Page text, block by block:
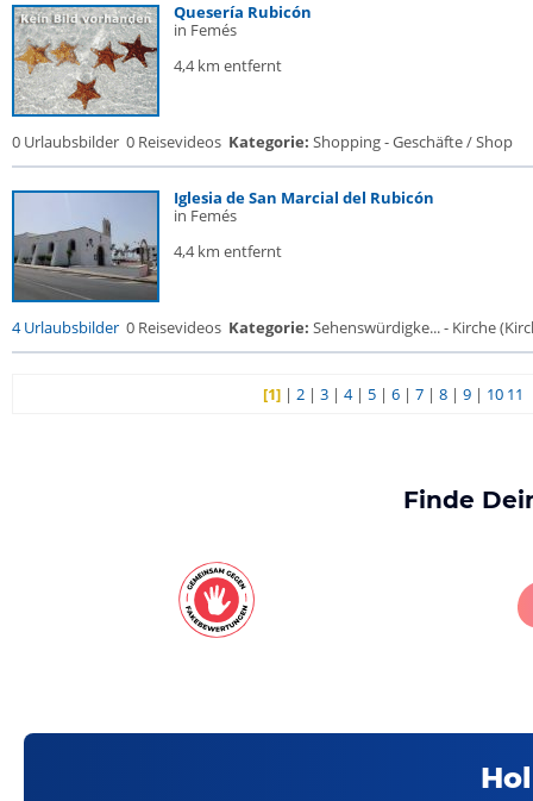
Quesería Rubicón
in Femés
4,4 km entfernt
0 Urlaubsbilder 0 Reisevideos Kategorie: Shopping - Geschäfte / Shop
Iglesia de San Marcial del Rubicón
in Femés
4,4 km entfernt
4 Urlaubsbilder 0 Reisevideos Kategorie: Sehenswürdigke... - Kirche
[1] |2 |3 |4| 5 |6 |7 |8 |9 | 10 11
Finde